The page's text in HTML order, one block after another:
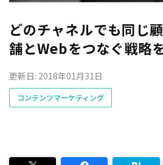
どのチャネルでも同じ
舗とWebをつなぐ戦略
更新日: 2018年01月31日
コンテンツマーケティング